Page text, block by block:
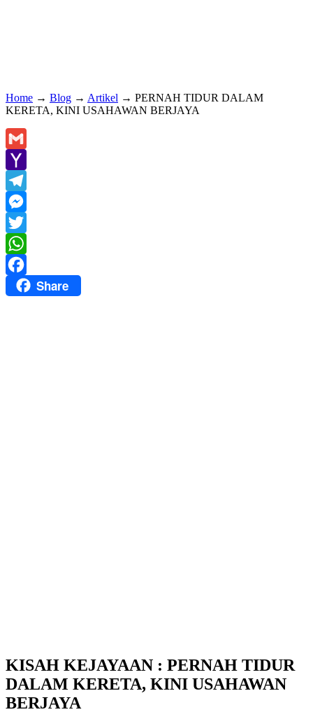
Home → Blog → Artikel → PERNAH TIDUR DALAM
KERETA, KINI USAHAWAN BERJAYA
Gmail
Yahoo
Mail
Telegram
Messenger
Twitter
WhatsApp
FacebookShare
KISAH KEJAYAAN : PERNAH TIDUR
DALAM KERETA, KINI USAHAWAN
BERJAYA